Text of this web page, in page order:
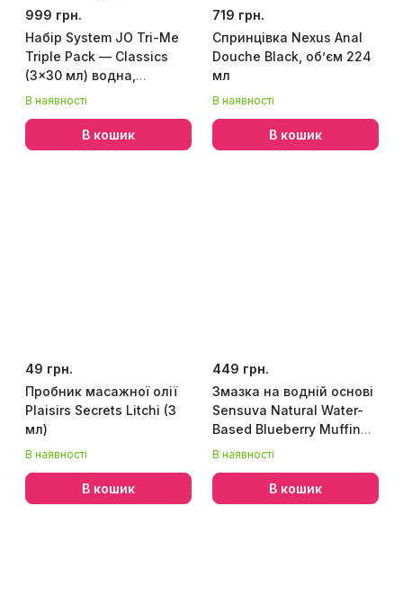
999 грн.
Набір System JO Tri-Me
Triple Pack — Classics
(3×30 мл) водна,
силіконова та смакова
В наявності
В кошик
719 грн.
Спринцівка Nexus Anal
Douche Black, об’єм 224
мл
В наявності
В кошик
49 грн.
Пробник масажної олії
Plaisirs Secrets Litchi (3
мл)
В наявності
В кошик
449 грн.
Змазка на водній основі
Sensuva Natural Water-
Based Blueberry Muffin
57мл без гліцерину та
В наявності
В кошик